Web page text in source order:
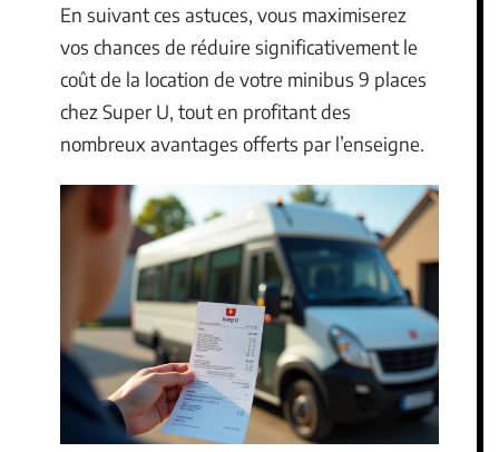
En suivant ces astuces, vous maximiserez
vos chances de réduire significativement le
coût de la location de votre minibus 9 places
chez Super U, tout en profitant des
nombreux avantages offerts par l’enseigne.